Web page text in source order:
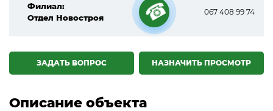
Филиал:
Отдел Новостроя
☎
067 408 99 74
НАЗНАЧИТЬ ПРОСМОТР
ЗАДАТЬ ВОПРОС
Описание объекта